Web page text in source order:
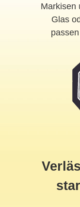
Markisen
Glas